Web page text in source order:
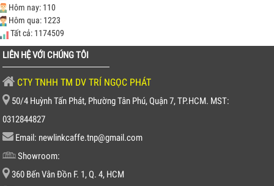
Hôm nay: 110
Hôm qua: 1223
Tất cả: 1174509
LIÊN HỆ VỚI CHÚNG TÔI
CTY TNHH TM DV TRÍ NGỌC PHÁT
50/4 Huỳnh Tấn Phát, Phường Tân Phú, Quận 7, TP.HCM. MST:
0312844827
Email: newlinkcaffe.tnp@gmail.com
Showroom:
360 Bến Vân Đồn F. 1, Q. 4, HCM